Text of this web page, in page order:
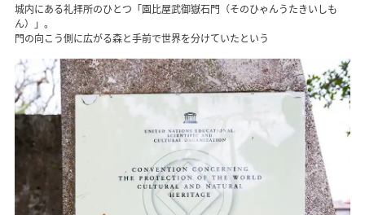
城内にある礼拝所のひとつ「園比屋武御嶽石門（そのひゃんうたきいしも
ん）」。
門の向こう側に広がる森と手前で世界を分けていたという